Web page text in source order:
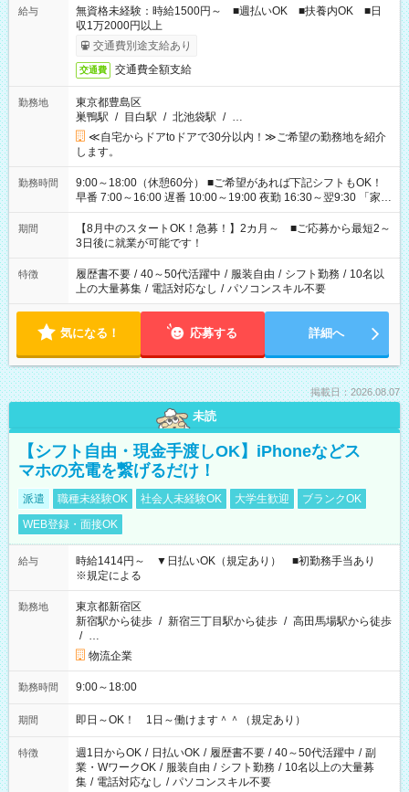
給与
無資格未経験：時給1500円～ ■週払いOK ■扶養内OK ■日
収1万2000円以上
交通費別途支給あり
交通費 交通費全額支給
勤務地
東京都豊島区
巣鴨駅 / 目白駅 / 北池袋駅 / …
≪自宅からドアtoドアで30分以内！≫ご希望の勤務地を紹介
します。
勤務時間
9:00～18:00（休憩60分） ■ご希望があれば下記シフトもOK！
早番 7:00～16:00 遅番 10:00～19:00 夜勤 16:30～翌9:30 「家族
と休みを合わせたい」 「余裕を持って夕飯の準備がしたい」
「できれば残業はしたくない」 など、ご希望を教えてください
ね。 ※Wワーク希望の方へ 今ご覧のお仕事で希望する勤務時間
と、もう1つのお仕事の勤務時間。 合計で週40時間を超える場
合は応募できません。
期間
【8月中のスタートOK！急募！】2カ月～ ■ご応募から最短2～
3日後に就業が可能です！
特徴 履歴書不要 / 40～50代活躍中 / 服装自由 / シフト勤務 / 10名以
上の大量募集 / 電話対応なし / パソコンスキル不要
気になる！ 応募する 詳細へ
掲載日：2026.08.07
未読
【シフト自由・現金手渡しOK】iPhoneなどス
マホの充電を繋げるだけ！
派遣 職種未経験OK 社会人未経験OK 大学生歓迎
ブランクOK
WEB登録・面接OK
給与
時給1414円～ ▼日払いOK（規定あり） ■初勤務手当あり
※規定による
勤務地
東京都新宿区
新宿駅から徒歩 / 新宿三丁目駅から徒歩 / 高田馬場駅から徒歩
/ …
物流企業
勤務時間 9:00～18:00
期間 即日～OK！ 1日～働けます＾＾（規定あり）
特徴 週1日からOK / 日払いOK / 履歴書不要 / 40～50代活躍中 / 副
業・WワークOK / 服装自由 / シフト勤務 / 10名以上の大量募
集 / 電話対応なし / パソコンスキル不要